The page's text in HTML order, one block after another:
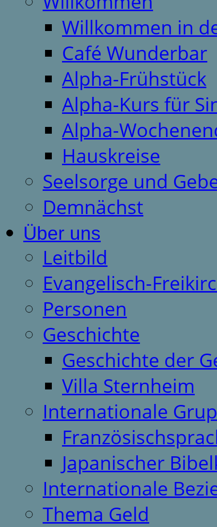
Willkommen in
Café Wunderbar
Alpha-Frühstück
Alpha-Kurs für
Alpha-
Hauskreise
Seelsorge und
Demnächst
Über uns
Leitbild
Evangelisch-
Personen
Geschichte
Geschichte der
Villa Sternheim
Internationale
Japanischer
Internationale
Thema Geld